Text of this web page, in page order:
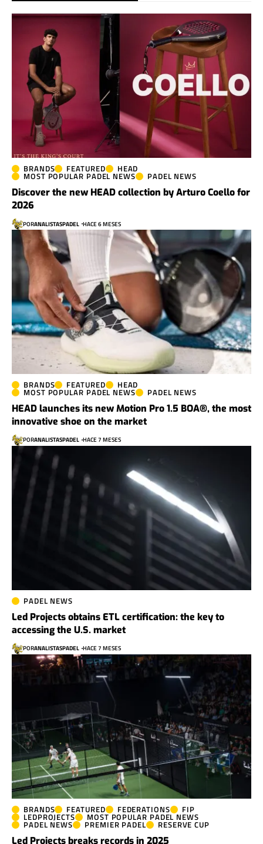
BRANDS FEATURED HEAD
MOST POPULAR PADEL NEWS PADEL NEWS
Discover the new HEAD collection by Arturo Coello for
2026
PORANALISTASPADEL HACE 6 MESES
BRANDS FEATURED HEAD
MOST POPULAR PADEL NEWS PADEL NEWS
HEAD launches its new Motion Pro 1.5 BOA®, the most
innovative shoe on the market
PORANALISTASPADEL HACE 7 MESES
PADEL NEWS
Led Projects obtains ETL certification: the key to
accessing the U.S. market
PORANALISTASPADEL HACE 7 MESES
BRANDS FEATURED FEDERATIONS FIP
LEDPROJECTS MOST POPULAR PADEL NEWS
PADEL NEWS PREMIER PADEL RESERVE CUP
Led Projects breaks records in 2025